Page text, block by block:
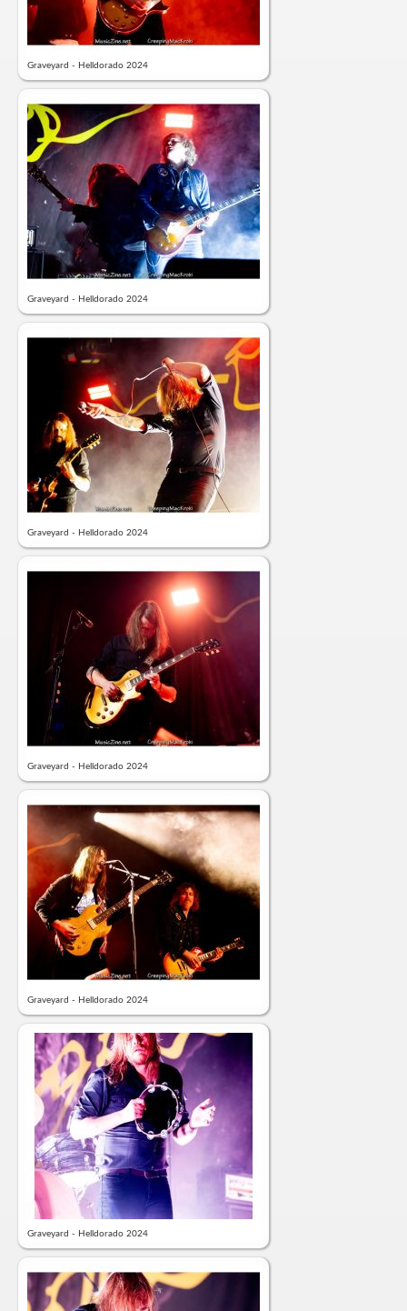
Graveyard - Helldorado 2024
Graveyard - Helldorado 2024
Graveyard - Helldorado 2024
Graveyard - Helldorado 2024
Graveyard - Helldorado 2024
Graveyard - Helldorado 2024